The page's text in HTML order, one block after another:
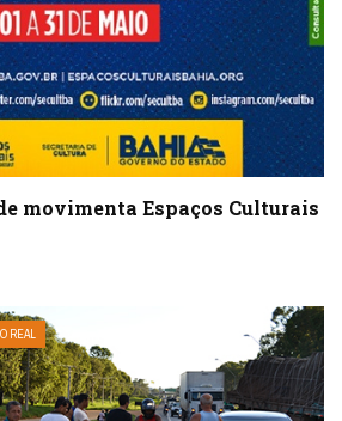
movimenta Espaços Culturais
REAL